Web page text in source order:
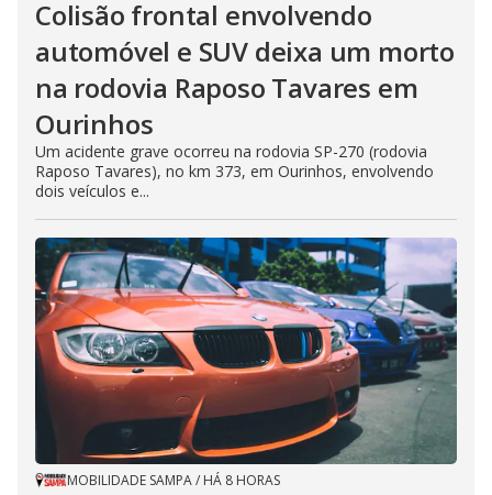
Colisão frontal envolvendo
automóvel e SUV deixa um morto
na rodovia Raposo Tavares em
Ourinhos
Um acidente grave ocorreu na rodovia SP-270 (rodovia
Raposo Tavares), no km 373, em Ourinhos, envolvendo
dois veículos e...
MOBILIDADE SAMPA/ HÁ 8 HORAS